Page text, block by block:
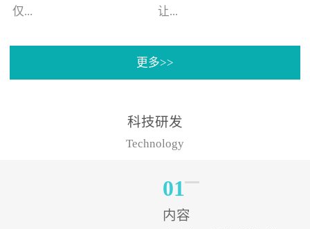
仅...
帮助作物增产增收，更要
实力。今天要讲的水溶肥
让...
许多板栗种植户都获得了
有位王大姐今年使用一款
非常火爆...
更多>>
科技研发
Technology
01
内容